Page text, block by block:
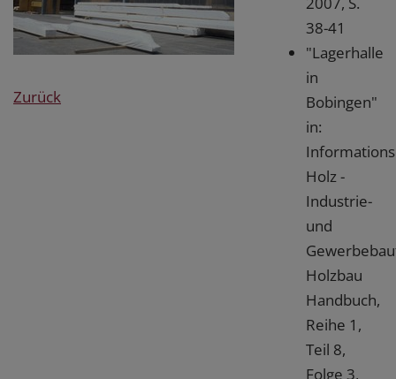
Zurück
38-41
"Lagerhalle
in
Bobingen"
in:
Holz -
Industrie-
und
Holzbau
Handbuch,
Reihe 1,
Teil 8,
Folge 3,